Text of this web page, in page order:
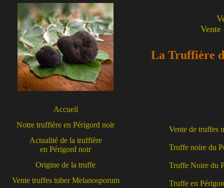
Accueil
Notre truffière en Périgord noir
Actualité de la truffière
en Périgord noir
Origine de la truffe
Vente truffes tuber Melanosporum
Vente
La Truffière
Vente de truffes
Truffe noire du
Truffe Noire du
Truffe en